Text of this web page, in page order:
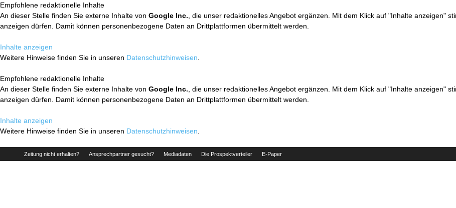
Empfohlene redaktionelle Inhalte
An dieser Stelle finden Sie externe Inhalte von Google Inc. , die unser redaktionelles Angebot ergänzen. Mit dem Klick auf "Inhalte anzeigen"
anzeigen dürfen. Damit können personenbezogene Daten an Drittplattformen übermittelt werden.
Inhalte anzeigen
Weitere Hinweise finden Sie in unseren Datenschutzhinweisen
Empfohlene redaktionelle Inhalte
An dieser Stelle finden Sie externe Inhalte von Google Inc. , die unser redaktionelles Angebot ergänzen. Mit dem Klick auf "Inhalte anzeigen"
anzeigen dürfen. Damit können personenbezogene Daten an Drittplattformen übermittelt werden.
Inhalte anzeigen
Weitere Hinweise finden Sie in unseren Datenschutzhinweisen
Zeitung nicht erhalten? Ansprechpartner gesucht? Mediadaten Die Prospektverteiler E-Paper